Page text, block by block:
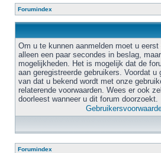
Forumindex
Om u te kunnen aanmelden moet u
alleen een paar secondes in beslag,
mogelijkheden. Het is mogelijk dat de
aan geregistreerde gebruikers. Voordat
van dat u bekend wordt met onze
relaterende voorwaarden. Wees er ook
doorleest wanneer u dit forum doorzoekt.
Forumindex